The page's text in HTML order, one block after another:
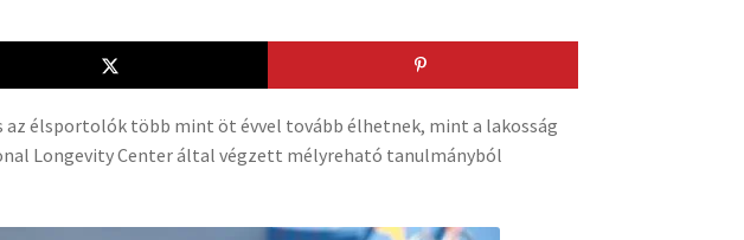
élsportolók több mint öt évvel tovább élhetnek, mint a lakosság
Longevity Center által végzett mélyreható tanulmányból